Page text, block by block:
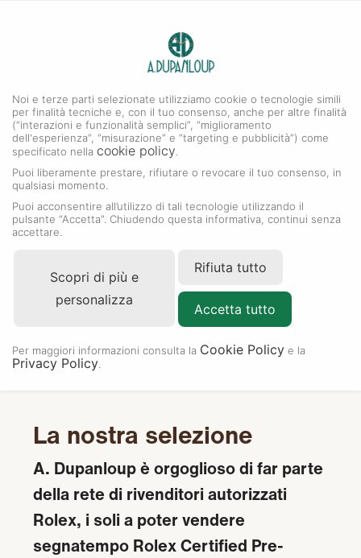
Rolex Certified Pre-Owned
La nostra selezione
A. Dupanloup è orgoglioso di far parte
della rete di rivenditori autorizzati
Rolex, i soli a poter vendere
segnatempo Rolex Certified Pre-
Noi e terze parti selezionate utilizziamo cookie o tecnologie simili
per finalità tecniche e, con il tuo consenso, anche per altre finalità
(“interazioni e funzionalità semplici”, “miglioramento
dell'esperienza”, “misurazione” e “targeting e pubblicità”) come
specificato nella cookie policy
Puoi liberamente prestare, rifiutare o revocare il tuo consenso, in
qualsiasi momento.
Puoi acconsentire all’utilizzo di tali tecnologie utilizzando il
pulsante “Accetta”. Chiudendo questa informativa, continui senza
accettare.
Scopri di più e
personalizza
Rifiuta tutto
Accetta tutto
Per maggiori informazioni consulta la Cookie Policy e la
Privacy Policy